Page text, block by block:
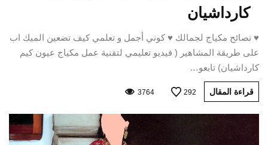
كارداشيان
♥ نصائح مكياج لجمالك ♥ كوني أجمل و تعلمي كيف تضعين الميك اب
على طريقة المشاهير ( فيديو تعليمي لتقنية عمل مكياج عيون كيم
كارداشيان) تابعو…
قراءة المقال 292
3764